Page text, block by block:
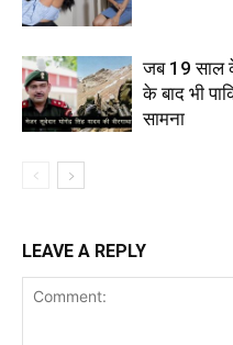
जब 19 साल
के बाद भी
सामना
LEAVE A REPLY